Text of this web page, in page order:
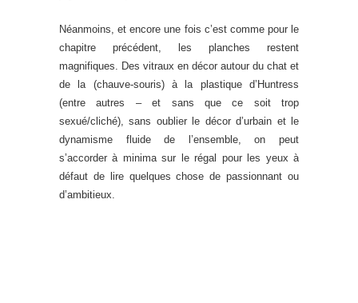
Néanmoins, et encore une fois c’est comme pour le
chapitre précédent, les planches restent
magnifiques. Des vitraux en décor autour du chat et
de la (chauve-souris) à la plastique d’Huntress
(entre autres – et sans que ce soit trop
sexué/cliché), sans oublier le décor d’urbain et le
dynamisme fluide de l’ensemble, on peut
s’accorder à minima sur le régal pour les yeux à
défaut de lire quelques chose de passionnant ou
d’ambitieux.